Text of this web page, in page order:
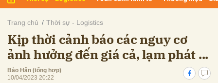
Trang chủ Thời sự - Logistics
Kịp thời cảnh báo các nguy cơ
ảnh hưởng đến giá cả, lạm phát ...
Bảo Hân (tổng hợp)
10/04/2023 20:22
Hủy